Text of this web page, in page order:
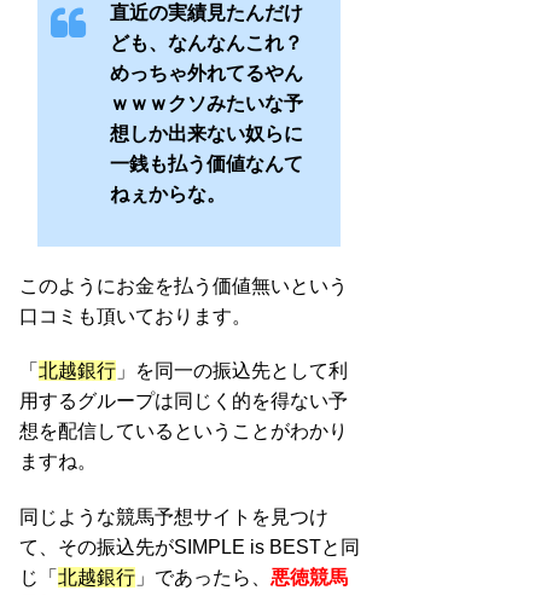
直近の実績見たんだけ
ども、なんなんこれ？
めっちゃ外れてるやん
ｗｗｗクソみたいな予
想しか出来ない奴らに
一銭も払う価値なんて
ねぇからな。
このようにお金を払う価値無いという
口コミも頂いております。
「 北越銀行」を同一の振込先として利
用するグループは同じく的を得ない予
想を配信しているということがわかり
ますね。
同じような競馬予想サイトを見つけ
て、その振込先がSIMPLE is BESTと同
じ「 北越銀行」であったら、 悪徳競馬